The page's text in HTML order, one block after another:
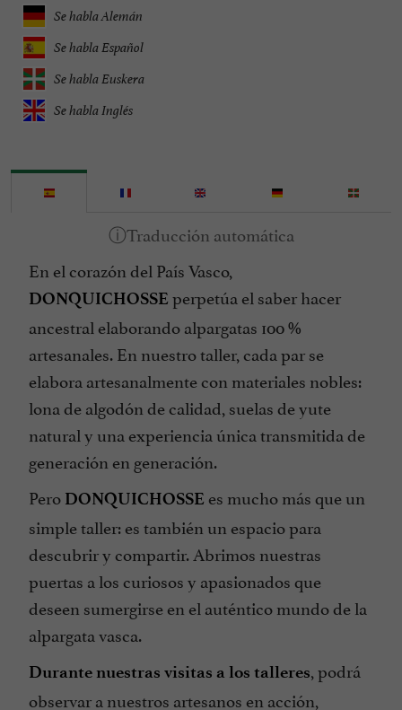
Se habla Alemán
Se habla Español
Se habla Euskera
Se habla Inglés
En el corazón del País Vasco,
DONQUICHOSSE perpetúa el saber hacer
ancestral elaborando alpargatas 100 %
artesanales. En nuestro taller, cada par se
elabora artesanalmente con materiales nobles:
lona de algodón de calidad, suelas de yute
natural y una experiencia única transmitida de
generación en generación.
Pero DONQUICHOSSE es mucho más que un
simple taller: es también un espacio para
descubrir y compartir. Abrimos nuestras
puertas a los curiosos y apasionados que
deseen sumergirse en el auténtico mundo de la
alpargata vasca.
Durante nuestras visitas a los talleres, podrá
observar a nuestros artesanos en acción,